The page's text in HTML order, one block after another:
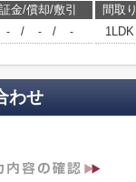
金/償却/敷引 間取り
- / - / - 1LDK
わせ